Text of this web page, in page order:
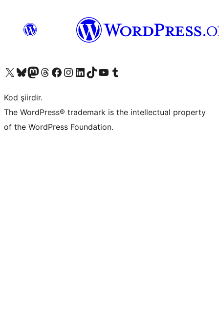
X (eski Twitter) hesabımıza bakın
Bluesky hesabımızı ziyaret edinMastodon hesabımızı ziyaret edinThreads hesabımızı ziyaret edinFacebook sayfamızı ziyaret edinInstagram hesabımızı ziyaret edinLinkedIn hesabımızı ziyaret edinTikTok hesabımızı ziyaret edinYouTube kanalımızı ziyaret edinTumblr hesabımızı ziyaret edin
Kod şiirdir.
The WordPress® trademark is the intellectual property
of the WordPress Foundation.